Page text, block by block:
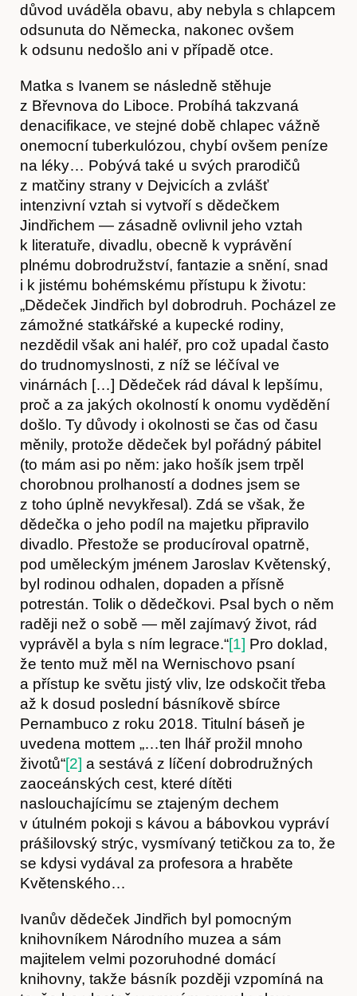
důvod uváděla obavu, aby nebyla s chlapcem
odsunuta do Německa, nakonec ovšem
k odsunu nedošlo ani v případě otce.
Matka s Ivanem se následně stěhuje
z Břevnova do Liboce. Probíhá takzvaná
denacifikace, ve stejné době chlapec vážně
onemocní tuberkulózou, chybí ovšem peníze
na léky… Pobývá také u svých prarodičů
z matčiny strany v Dejvicích a zvlášť
intenzivní vztah si vytvoří s dědečkem
Jindřichem — zásadně ovlivnil jeho vztah
k literatuře, divadlu, obecně k vyprávění
plnému dobrodružství, fantazie a snění, snad
i k jistému bohémskému přístupu k životu:
„Dědeček Jindřich byl dobrodruh. Pocházel ze
zámožné statkářské a kupecké rodiny,
nezdědil však ani haléř, pro což upadal často
do trudnomyslnosti, z níž se léčíval ve
vinárnách […] Dědeček rád dával k lepšímu,
proč a za jakých okolností k onomu vydědění
došlo. Ty důvody i okolnosti se čas od času
měnily, protože dědeček byl pořádný pábitel
(to mám asi po něm: jako hošík jsem trpěl
chorobnou prolhaností a dodnes jsem se
z toho úplně nevykřesal). Zdá se však, že
dědečka o jeho podíl na majetku připravilo
divadlo. Přestože se producíroval opatrně,
pod uměleckým jménem Jaroslav Květenský,
byl rodinou odhalen, dopaden a přísně
potrestán. Tolik o dědečkovi. Psal bych o něm
raději než o sobě — měl zajímavý život, rád
vyprávěl a byla s ním legrace.“[1] Pro doklad,
že tento muž měl na Wernischovo psaní
a přístup ke světu jistý vliv, lze odskočit třeba
až k dosud poslední básníkově sbírce
Pernambuco z roku 2018. Titulní báseň je
uvedena mottem „…ten lhář prožil mnoho
životů“[2] a sestává z líčení dobrodružných
zaoceánských cest, které dítěti
naslouchajícímu se ztajeným dechem
v útulném pokoji s kávou a bábovkou vypráví
prášilovský strýc, vysmívaný tetičkou za to, že
se kdysi vydával za profesora a hraběte
Květenského…
Ivanův dědeček Jindřich byl pomocným
knihovníkem Národního muzea a sám
majitelem velmi pozoruhodné domácí
knihovny, takže básník později vzpomíná na